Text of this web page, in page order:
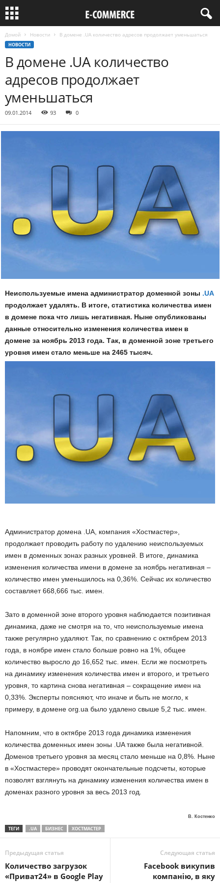
Домой Новости В домене .UA количество адресов продолжает уменьшаться
НОВОСТИ
В домене .UA количество
адресов продолжает
уменьшаться
09.01.2014 93 0
Неиспользуемые имена администратор доменной зоны .UA
продолжает удалять. В итоге, статистика количества имен
в домене пока что лишь негативная. Ныне опубликованы
данные относительно изменения количества имен в
домене за ноябрь 2013 года. Так, в доменной зоне третьего
уровня имен стало меньше на 2465 тысяч.
Администратор домена .UA, компания «Хостмастер»,
продолжает проводить работу по удалению неиспользуемых
имен в доменных зонах разных уровней. В итоге, динамика
изменения количества имени в домене за ноябрь негативная –
количество имен уменьшилось на 0,36%. Сейчас их количество
составляет 668,666 тыс. имен.
Зато в доменной зоне второго уровня наблюдается позитивная
динамика, даже не смотря на то, что неиспользуемые имена
также регулярно удаляют. Так, по сравнению с октябрем 2013
года, в ноябре имен стало больше ровно на 1%, общее
количество выросло до 16,652 тыс. имен. Если же посмотреть
на динамику изменения количества имен и второго, и третьего
уровня, то картина снова негативная – сокращение имен на
0,33%. Эксперты поясняют, что иначе и быть не могло, к
примеру, в домене org.ua было удалено свыше 5,2 тыс. имен.
Напомним, что в октябре 2013 года динамика изменения
количества доменных имен зоны .UA также была негативной.
Доменов третьего уровня за месяц стало меньше на 0,8%. Ныне
в «Хостмастере» проводят окончательные подсчеты, которые
позволят взглянуть на динамику изменения количества имен в
доменах разного уровня за весь 2013 год.
В. Костенко
ТЕГИ .UA БИЗНЕС ХОСТМАСТЕР
Предыдущая статья
Количество загрузок
«Приват24» в Google Play
Следующая статья
Facebook викупив
компанію, в яку